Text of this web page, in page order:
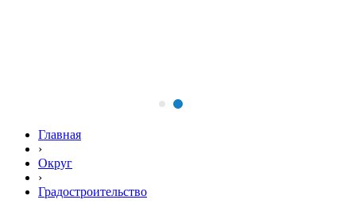
Главная
›
Округ
›
Градостроительство